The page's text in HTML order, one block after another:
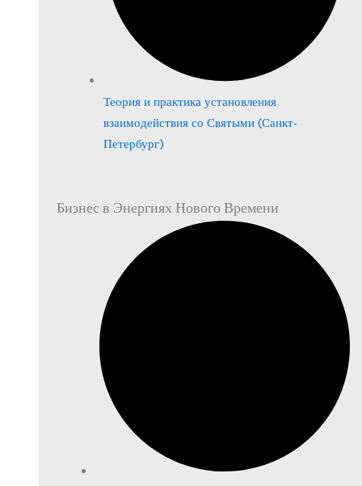
Теория и практика установления
взаимодействия со Святыми (Санкт-
Петербург)
Бизнес в Энергиях Нового Времени